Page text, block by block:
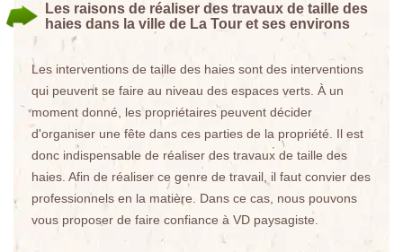
Les raisons de réaliser des travaux de taille des
haies dans la ville de La Tour et ses environs
Les interventions de taille des haies sont des interventions
qui peuvent se faire au niveau des espaces verts. À un
moment donné, les propriétaires peuvent décider
d'organiser une fête dans ces parties de la propriété. Il est
donc indispensable de réaliser des travaux de taille des
haies. Afin de réaliser ce genre de travail, il faut convier des
professionnels en la matière. Dans ce cas, nous pouvons
vous proposer de faire confiance à VD paysagiste.